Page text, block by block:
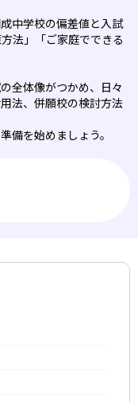
中学校の偏差値と入試
法」「ご家庭でできる
全体像がつかめ、日々
法、併願校の検討方法
備を始めましょう。